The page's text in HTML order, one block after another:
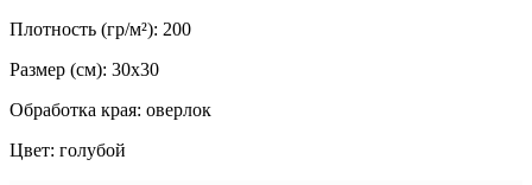
Плотность (гр/м²): 200
Размер (см): 30х30
Обработка края: оверлок
Цвет: голубой